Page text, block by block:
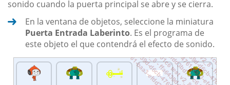
sonido cuando la puerta principal se abre y se cierra.
En la ventana de objetos, seleccione la miniatura
Puerta Entrada Laberinto. Es el programa de
este objeto el que contendrá el efecto de sonido.